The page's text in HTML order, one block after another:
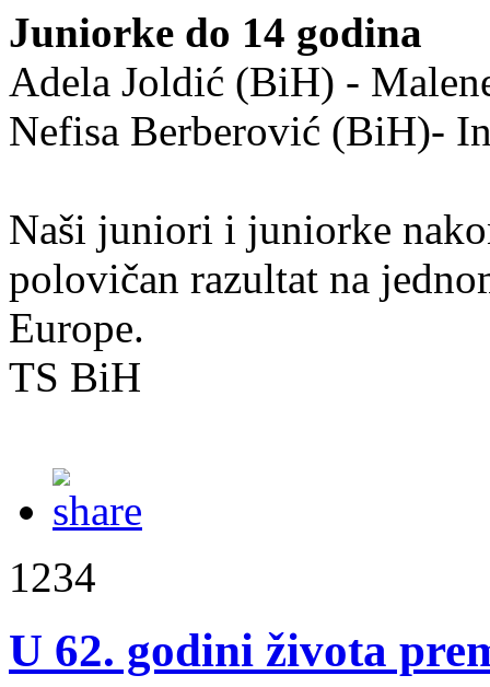
Juniorke do 14 godina
Adela Joldić (BiH) -
Nefisa Berberović (BiH)-
Naši juniori i juniorke
polovičan razultat na
Europe.
TS BiH
1234
U 62. godini života